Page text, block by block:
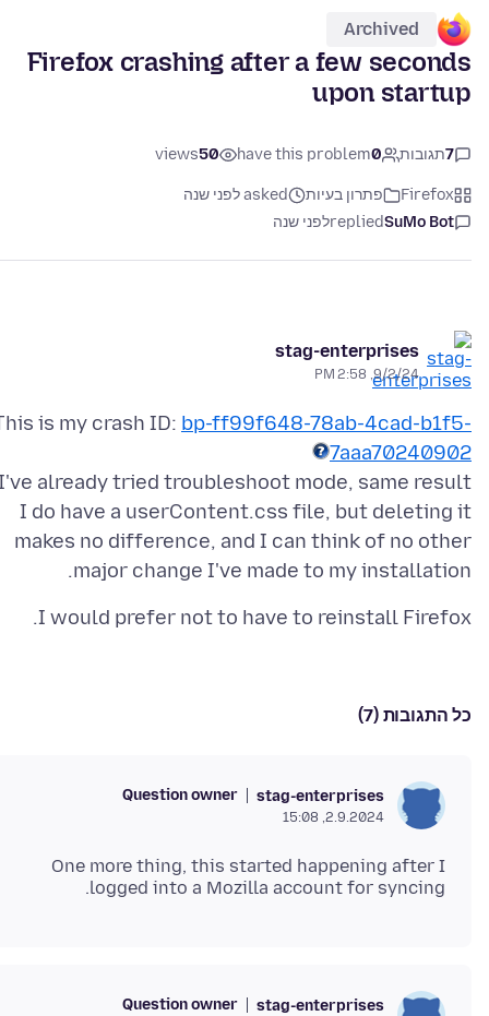
Archived
Firefox crashing after a few seconds
upon startup
7תגובות 0
have this problem
50
views
Firefox פתרון בעיות
asked לפני שנה
SuMo Bot
repliedלפני שנה
stag-enterprises
9/2/24, 2:58 PM
is my crash ID: bp-ff99f648-78ab-4cad-b1f5-
7aaa70240902
I do have a userContent.css file, but deleting it
makes no difference, and I can think of no other
major change I've made to my installation.
I would prefer not to have to reinstall Firefox.
כל התגובות (7)
stag-enterprises
Question owner
2.9.2024, 15:08
One more thing, this started happening after I
logged into a Mozilla account for syncing.
stag-enterprises
Question owner